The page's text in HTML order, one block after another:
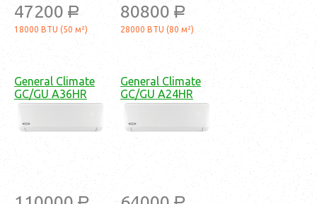
47200 a
18000 BTU (50 м²)
80800 a
28000 BTU (80 м²)
General Climate
GC/GU A36HR
General Climate
GC/GU A24HR